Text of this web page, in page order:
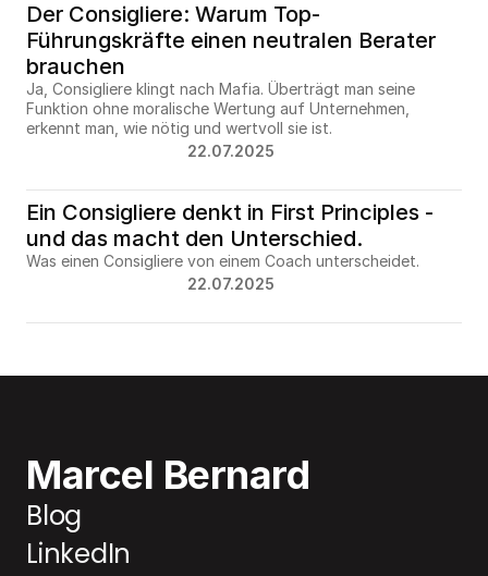
Der Consigliere: Warum Top-
Führungskräfte einen neutralen Berater
brauchen
Ja, Consigliere klingt nach Mafia. Überträgt man seine
Funktion ohne moralische Wertung auf Unternehmen,
erkennt man, wie nötig und wertvoll sie ist.
22.07.2025
Ein Consigliere denkt in First Principles -
und das macht den Unterschied.
Was einen Consigliere von einem Coach unterscheidet.
22.07.2025
Marcel Bernard
LinkedIn
Blog